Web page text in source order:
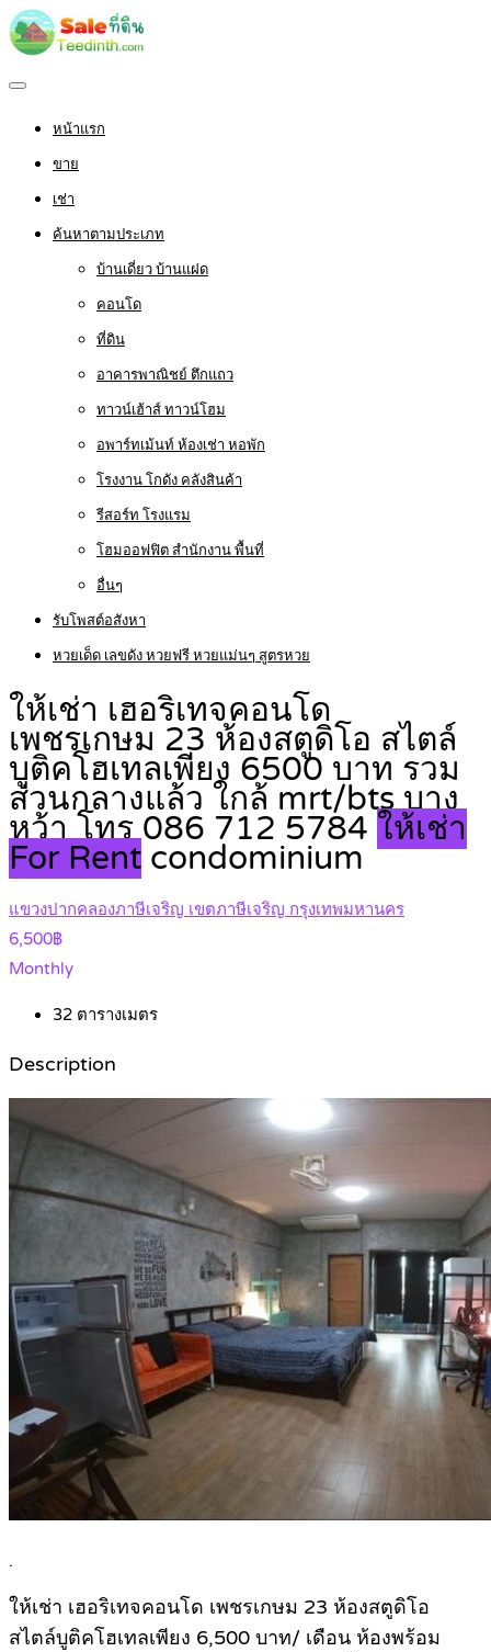
หน้าแรก
ขาย
เช่า
ค้นหาตามประเภท
บ้านเดี่ยว บ้านแฝด
คอนโด
ที่ดิน
อาคารพาณิชย์ ตึกแถว
ทาวน์เฮ้าส์ ทาวน์โฮม
อพาร์ทเม้นท์ ห้องเช่า หอพัก
โรงงาน โกดัง คลังสินค้า
รีสอร์ท โรงแรม
โฮมออฟฟิต สำนักงาน พื้นที่
อื่นๆ
รับโพสต์อสังหา
หวยเด็ด เลขดัง หวยฟรี หวยแม่นๆ สูตรหวย
ให้เช่า เฮอริเทจคอนโด
เพชรเกษม 23 ห้องสตูดิโอ สไตล์
บูติคโฮเทลเพียง 6500 บาท รวม
ส่วนกลางแล้ว ใกล้ mrt/bts บาง
หว้า โทร 086 712 5784 ให้เช่า
For Rent condominium
แขวงปากคลองภาษีเจริญ เขตภาษีเจริญ กรุงเทพมหานคร
6,500฿
Monthly
32 ตารางเมตร
Description
.
ให้เช่า เฮอริเทจคอนโด เพชรเกษม 23 ห้องสตูดิโอ
สไตล์บูติคโฮเทลเพียง 6,500 บาท/ เดือน ห้องพร้อม